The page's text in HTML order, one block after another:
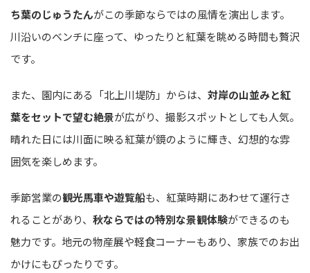
ち葉のじゅうたんがこの季節ならではの風情を演出します。
川沿いのベンチに座って、ゆったりと紅葉を眺める時間も贅沢
です。
また、園内にある「北上川堤防」からは、 対岸の山並みと紅
葉をセットで望む絶景が広がり、撮影スポットとしても人気。
晴れた日には川面に映る紅葉が鏡のように輝き、幻想的な雰
囲気を楽しめます。
季節営業の観光馬車や遊覧船も、紅葉時期にあわせて運行さ
れることがあり、 秋ならではの特別な景観体験ができるのも
魅力です。地元の物産展や軽食コーナーもあり、家族でのお出
かけにもぴったりです。